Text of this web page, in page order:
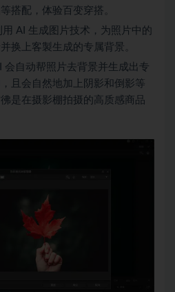
搭配，体验百变穿搭。
用 AI 生成图片技术，为照片中的
换上客製生成的专属背景。
会自动帮照片去背景并生成出专
且会自然地加上阴影和倒影等
是在摄影棚拍摄的高质感商品